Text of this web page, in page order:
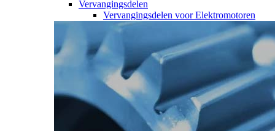
Vervangingsdelen
Vervangingsdelen voor Elektromotoren